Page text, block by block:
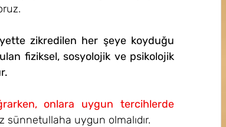
zikredilen her şeye koyduğu
fiziksel, sosyolojik ve psikolojik
onlara uygun tercihlerde
sünnetullaha uygun olmalıdır.